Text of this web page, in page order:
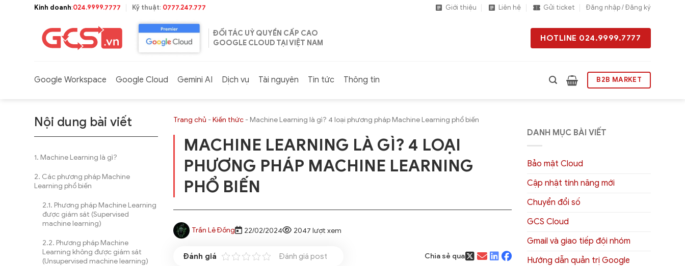
Kinh doanh:024.9999.7777 Kỹ thuật: 0777.247.777 Giới thiệu Liên hệ Gửi ticket Đăng nhập / Đăng ký
ĐỐI TÁC UỶ QUYỀN CẤP CAO
GOOGLE CLOUD TẠI VIỆT NAM
HOTLINE 024.9999.7777
Google Workspace Google Cloud Gemini AI Dịch vụ Tài nguyên Tin tức Thông tin B2B MARKET
Nội dung bài viết
Machine Learning là gì?
Các phương pháp Machine
Learning phổ biến
Phương pháp Machine Learning
được giám sát (Supervised
machine learning)
Phương pháp Machine
Learning không được giám sát
(Unsupervised machine learning)
Trang chủ -Kiến thức-Machine Learning là gì? 4 loại phương pháp Machine Learning phổ biến
MACHINE LEARNING LÀ GÌ? 4 LOẠI
PHƯƠNG PHÁP MACHINE LEARNING
PHỔ BIẾN
Trần Lê Đồng 22/02/2024 2047 lượt xem
Đánh giá post Chia sẻ qua
DANH MỤC BÀI VIẾT
Bảo mật Cloud
Cập nhật tính năng mới
Chuyển đổi số
GCS Cloud
Gmail và giao tiếp đội nhóm
Hướng dẫn quản trị Google